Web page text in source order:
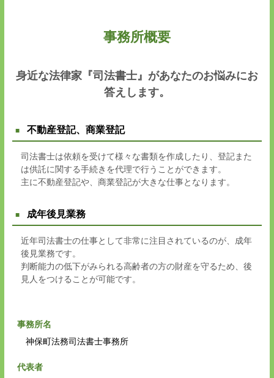
事務所概要
身近な法律家『司法書士』があなたのお悩みにお
答えします。
不動産登記、商業登記
司法書士は依頼を受けて様々な書類を作成したり、登記また
は供託に関する手続きを代理で行うことができます。
主に不動産登記や、商業登記が大きな仕事となります。
成年後見業務
近年司法書士の仕事として非常に注目されているのが、成年
後見業務です。
判断能力の低下がみられる高齢者の方の財産を守るため、後
見人をつけることが可能です。
事務所名
神保町法務司法書士事務所
代表者